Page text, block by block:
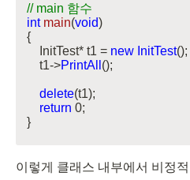
// main 함수
int main(void)
{
    InitTest* t1 =
new InitTest();
    t1->
PrintAll ();
delete(t1);
return 0;
}
이렇게 클래스 내부에서 비정